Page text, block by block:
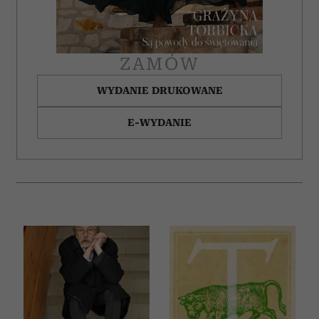
ZAMÓW
WYDANIE DRUKOWANE
E-WYDANIE